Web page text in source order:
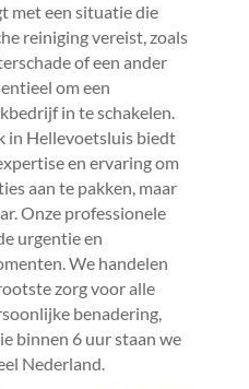
met een situatie die
reiniging vereist, zoals
of een ander
om een
in te schakelen.​
in Hellevoetsluis biedt
en ervaring om
aan te pakken, maar
Onze professionele
urgentie en
We handelen
zorg voor alle
benadering,
binnen 6 uur staan we
Nederland.​